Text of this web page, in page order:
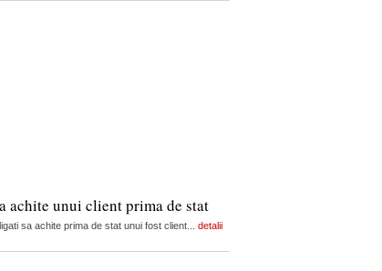
achite unui client prima de stat
sa achite prima de stat unui fost client... detalii